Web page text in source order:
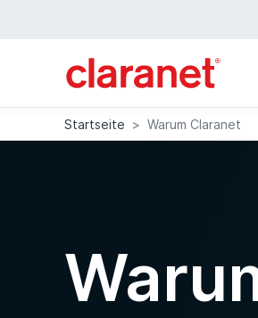
Startseite > Warum Claranet